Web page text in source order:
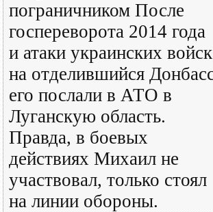
пограничником После
госпереворота 2014 года
и атаки украинских войск
на отделившийся
его послали в АТО в
Луганскую область.
Правда, в боевых
действиях Михаил не
участвовал, только стоял
на линии обороны.